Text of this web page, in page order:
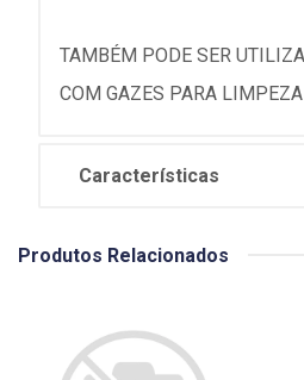
TAMBÉM PODE SER
COM GAZES PARA
Características
Produtos Relacionados